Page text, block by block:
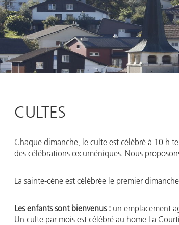
CULTES
Chaque dimanche, le culte est célébré à 10 h
des célébrations œcuméniques. Nous
La sainte-cène est célébrée le premier
Les enfants sont bienvenus : un emplacement
Un culte par mois est célébré au home La